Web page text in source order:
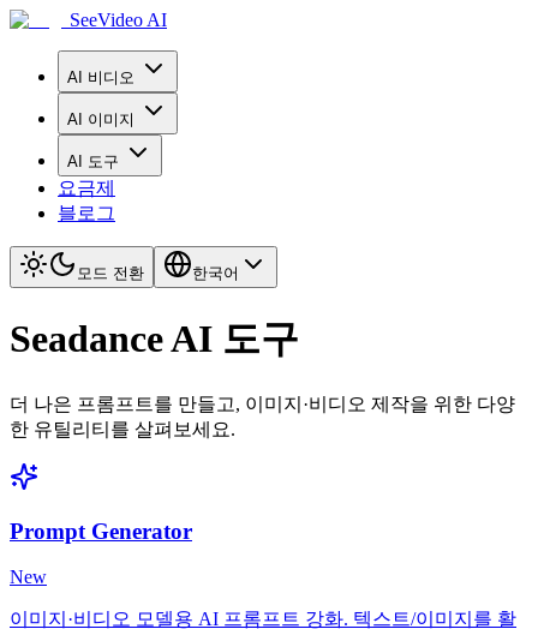
SeeVideo AI
AI 비디오
AI 이미지
AI 도구
요금제
블로그
모드 전환 한국어
Seadance AI 도구
더 나은 프롬프트를 만들고, 이미지·비디오 제작을 위한 다양
한 유틸리티를 살펴보세요.
Prompt Generator
New
이미지·비디오 모델용 AI 프롬프트 강화. 텍스트/이미지를 활